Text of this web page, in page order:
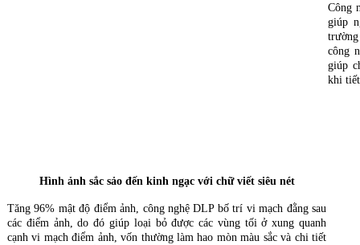
Công
giúp
công
giúp
khi
Hình ảnh sắc sảo đến kinh ngạc với chữ viết siêu nét
Tăng 96% mật độ điểm ảnh, công nghệ DLP bố trí vi mạch đằng sau
các điểm ảnh, do đó giúp loại bỏ được các vùng tối ở xung quanh
cạnh vi mạch điểm ảnh, vốn thường làm hao mòn màu sắc và chi tiết